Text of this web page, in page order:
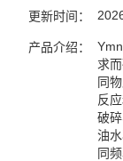
更新时间：
产品介绍：
求
同
反
破
油
同